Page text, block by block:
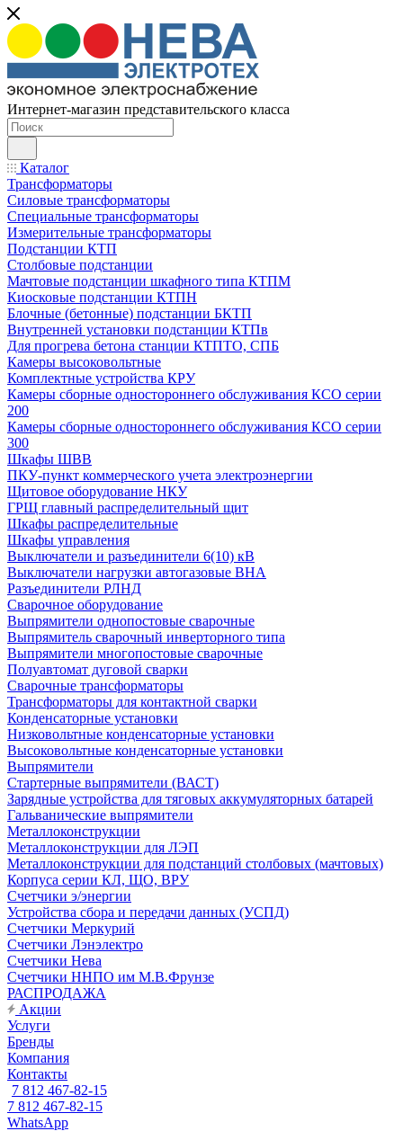
Интернет-магазин представительского класса
Каталог
Трансформаторы
Силовые трансформаторы
Специальные трансформаторы
Измерительные трансформаторы
Подстанции КТП
Столбовые подстанции
Мачтовые подстанции шкафного типа КТПМ
Киосковые подстанции КТПН
Блочные (бетонные) подстанции БКТП
Внутренней установки подстанции КТПв
Для прогрева бетона станции КТПТО, СПБ
Камеры высоковольтные
Комплектные устройства КРУ
Камеры сборные одностороннего обслуживания КСО серии
200
Камеры сборные одностороннего обслуживания КСО серии
300
Шкафы ШВВ
ПКУ-пункт коммерческого учета электроэнергии
Щитовое оборудование НКУ
ГРЩ главный распределительный щит
Шкафы распределительные
Шкафы управления
Выключатели и разъединители 6(10) кВ
Выключатели нагрузки автогазовые ВНА
Разъединители РЛНД
Сварочное оборудование
Выпрямители однопостовые сварочные
Выпрямитель сварочный инверторного типа
Выпрямители многопостовые сварочные
Полуавтомат дуговой сварки
Сварочные трансформаторы
Трансформаторы для контактной сварки
Конденсаторные установки
Низковольтные конденсаторные установки
Высоковольтные конденсаторные установки
Выпрямители
Стартерные выпрямители (ВАСТ)
Зарядные устройства для тяговых аккумуляторных батарей
Гальванические выпрямители
Металлоконструкции
Металлоконструкции для ЛЭП
Металлоконструкции для подстанций столбовых (мачтовых)
Корпуса серии КЛ, ЩО, ВРУ
Счетчики э/энергии
Устройства сбора и передачи данных (УСПД)
Счетчики Меркурий
Счетчики Лэнэлектро
Счетчики Нева
Счетчики ННПО им М.В.Фрунзе
РАСПРОДАЖА
Акции
Услуги
Бренды
Компания
Контакты
7 812 467-82-15
7 812 467-82-15
WhatsApp